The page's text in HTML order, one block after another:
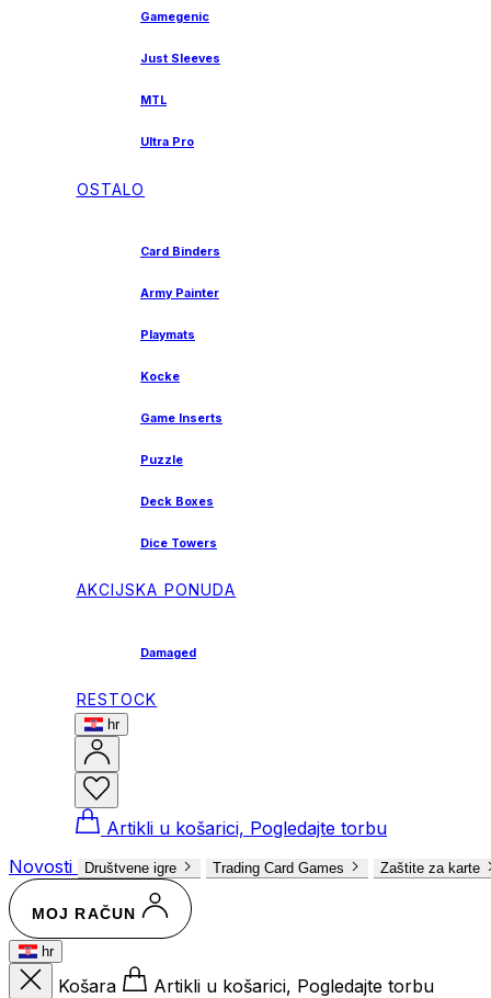
Gamegenic
Just Sleeves
MTL
Ultra Pro
OSTALO
Card Binders
Army Painter
Playmats
Kocke
Game Inserts
Puzzle
Deck Boxes
Dice Towers
AKCIJSKA PONUDA
Damaged
RESTOCK
hr
Artikli u košarici, Pogledajte torbu
Novosti
Društvene igre Trading Card Games Zaštite za karte
MOJ RAČUN
hr
Košara
Artikli u košarici, Pogledajte torbu